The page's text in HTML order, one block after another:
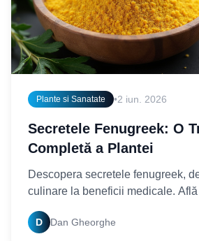
Plante si Sanatate •2 iun. 2026
Secretele Fenugreek: O
Completă a Plantei
Descopera secretele fenugreek,
culinare la beneficii medicale.
fascinante.
D Dan Gheorghe